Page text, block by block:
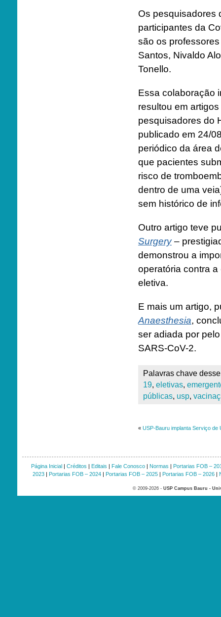
Os pesquisadores
participantes da
são os
Santos, Nivaldo
Tonello.
Essa colaboração
resultou em
pesquisadores do
publicado em 24/
periódico da área
que pacientes
risco de
dentro de uma
sem histórico de
Outro artigo teve
Surgery–
demonstrou a
operatória contra
eletiva.
E mais um artigo,
Anaesthesia,
ser adiada por
SARS-CoV-2.
Palavras chave
19, eletivas,
públicas, usp,
« USP-Bauru implanta Serviço de
Página Inicial| Créditos | Editais | Fale Conosco| Normas | Portarias FOB –
2023| Portarias FOB – 2024| Portarias FOB – 2025| Portarias FOB – 2026|
© 2009-2026 - USP Campus Bauru -